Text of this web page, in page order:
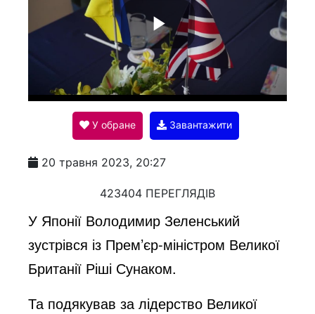
P
l
a
y
V
i
У обране Завантажити
20 травня 2023, 20:27
423404 ПЕРЕГЛЯДІВ
У Японії Володимир Зеленський
зустрівся із Прем’єр-міністром Великої
Британії Ріші Сунаком.
Та подякував за лідерство Великої